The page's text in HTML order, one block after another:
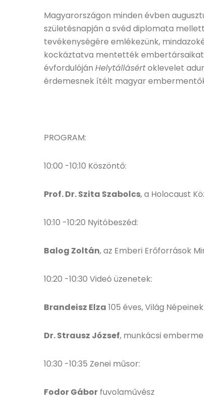
Magyarországon minden évben
születésnapján a svéd diplomata
tevékenységére emlékezünk,
kockáztatva mentették embertársaikat.
évfordulóján Helytállásértoklevelet
érdemesnek ítélt magyar
PROGRAM:
10:00 -10:10 Köszöntő:
Prof. Dr. Szita Szabolcs, a Holocaust
10:10 -10:20 Nyitóbeszéd:
Balog Zoltán, az Emberi Erőforrások
10:20 -10:30 Videó üzenetek:
Brandeisz Elza 105 éves, Világ
Dr. Strausz József, munkácsi
10:30 -10:35 Zenei műsor:
Fodor Gábor fuvolaművész